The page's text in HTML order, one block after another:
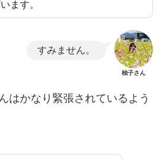
ます。
すみません。
柚子さん
はかなり緊張されているよう